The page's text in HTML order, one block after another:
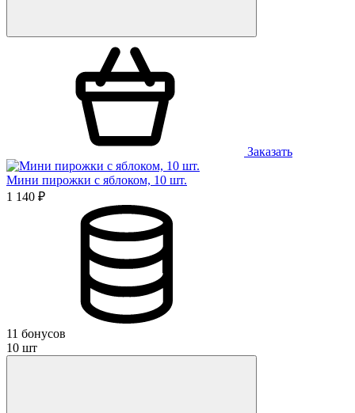
Заказать
Мини пирожки с яблоком, 10 шт.
1 140 ₽
11 бонусов
10 шт